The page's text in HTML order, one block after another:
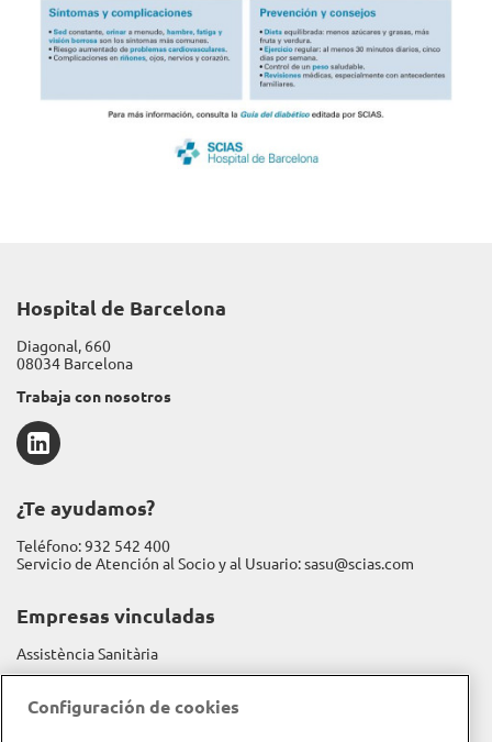
Hospital de Barcelona
Diagonal, 660
08034 Barcelona
Trabaja con nosotros
¿Te ayudamos?
Teléfono:932 542 400
Servicio de Atención al Socio y al Usuario:sasu@scias.com
Empresas vinculadas
Assistència Sanitària
Configuración de cookies